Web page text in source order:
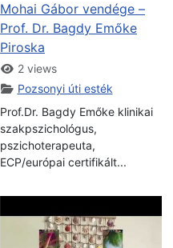
Mohai Gábor vendége –
Prof. Dr. Bagdy Emőke
Piroska
2 views
Pozsonyi úti esték
Prof.Dr. Bagdy Emőke klinikai
szakpszichológus,
pszichoterapeuta,
ECP/európai certifikált...